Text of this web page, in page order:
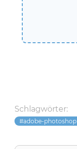
Schlagwörter:
adobe-photoshop